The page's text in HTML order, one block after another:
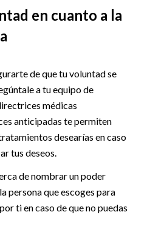
en cuanto a la
de que tu voluntad se
a tu equipo de
médicas
anticipadas te permiten
desearías en caso
tus deseos.
de nombrar un poder
persona que escoges para
ti en caso de que no puedas